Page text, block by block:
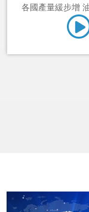
各國產量緩步增